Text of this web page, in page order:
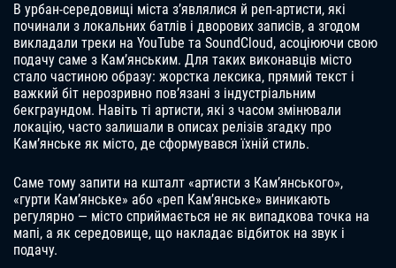
В урбан-середовищі міста з’являлися й реп-артисти, які
починали з локальних батлів і дворових записів, а згодом
викладали треки на YouTube та SoundCloud, асоціюючи свою
подачу саме з Кам’янським. Для таких виконавців місто
стало частиною образу: жорстка лексика, прямий текст і
важкий біт нерозривно пов’язані з індустріальним
бекграундом. Навіть ті артисти, які з часом змінювали
локацію, часто залишали в описах релізів згадку про
Кам’янське як місто, де сформувався їхній стиль.
Саме тому запити на кшталт «артисти з Кам’янського»,
«гурти Кам’янське» або «реп Кам’янське» виникають
регулярно — місто сприймається не як випадкова точка на
мапі, а як середовище, що накладає відбиток на звук і
подачу.